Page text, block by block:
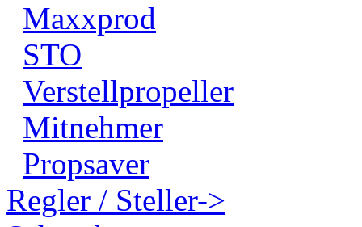
Maxxprod
STO
Verstellpropeller
Mitnehmer
Propsaver
Regler / Steller->